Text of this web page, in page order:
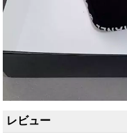
レビュー